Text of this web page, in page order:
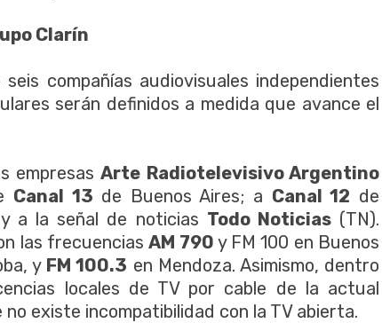
Clarín
compañías audiovisuales independientes
serán definidos a medida que avance el
empresasArte Radiotelevisivo Argentino
Canal 13 de Buenos Aires; a Canal 12 de
a la señal de noticias Todo Noticias(TN).
las frecuenciasAM 790 y FM 100 en Buenos
y FM 100.3 en Mendoza. Asimismo, dentro
locales de TV por cable de la actual
existe incompatibilidad con la TV abierta.